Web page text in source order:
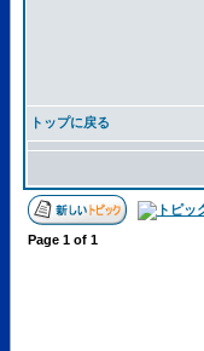
トップに戻る
Page 1 of 1